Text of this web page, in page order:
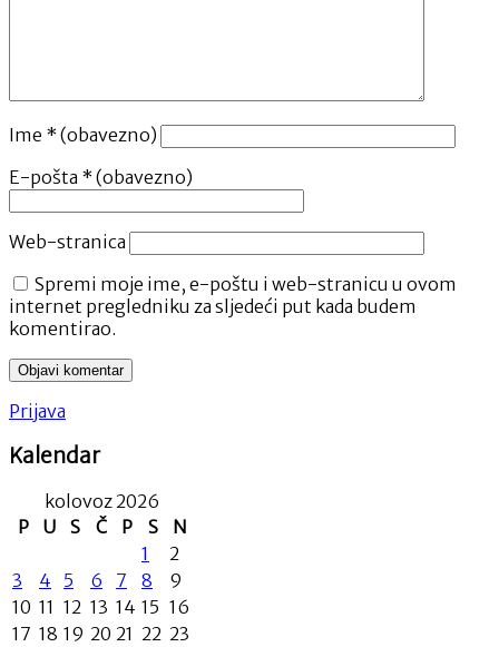
Ime * (obavezno)
E-pošta * (obavezno)
Web-stranica
Spremi moje ime, e-poštu i web-stranicu u ovom
internet pregledniku za sljedeći put kada budem
komentirao.
Prijava
Kalendar
kolovoz 2026
P
U S Č P S
N
1
2
3
4 5 6 7 8
9
10 11 12 13 14 15 16
17 18 19 20 21 22 23